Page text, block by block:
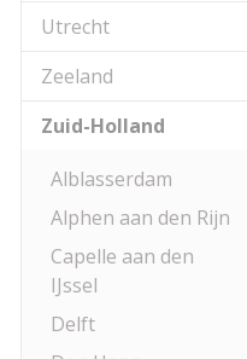
Utrecht
Zeeland
Zuid-Holland
Alblasserdam
Alphen aan den Rijn
Capelle aan den
IJssel
Delft